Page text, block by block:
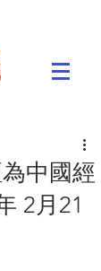
中國經
2月21